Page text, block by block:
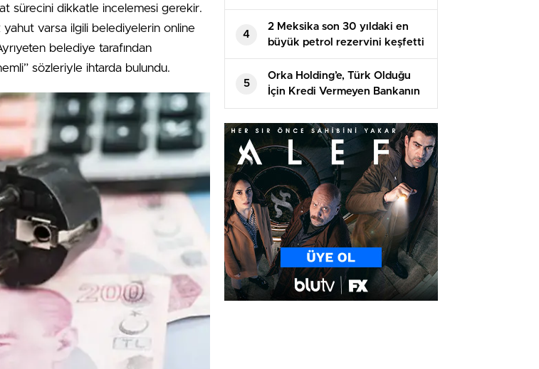
sürecini dikkatle incelemesi gerekir.
yahut varsa ilgili belediyelerin online
belediye tarafından
sözleriyle ihtarda bulundu.
sağlanacak
4
2 Meksika son 30 yıldaki en
büyük petrol rezervini keşfetti
5
Orka Holding’e, Türk Olduğu
İçin Kredi Vermeyen Bankanın
Müdiresi Kovuldu